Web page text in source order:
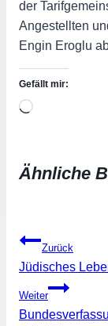
der
Angestellten
Engin Eroglu
Gefällt mir:
Wird
Ähnliche
Zurück
Jüdisches
Weiter